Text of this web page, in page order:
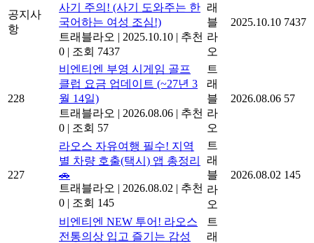
공지사
항
사기 주의! (사기 도와주는 한
국어하는 여성 조심!)
트래블라오 | 2025.10.10 | 추천
0 | 조회 7437
래
블
라
오
2025.10.10 7437
228
비엔티엔 부영 시게임 골프
클럽 요금 업데이트 (~27년 3
월 14일)
트래블라오 | 2026.08.06 | 추천
0 | 조회 57
트
래
블
라
오
2026.08.06 57
227
라오스 자유여행 필수! 지역
별 차량 호출(택시) 앱 총정리
🚗
트래블라오 | 2026.08.02 | 추천
0 | 조회 145
트
래
블
라
오
2026.08.02 145
비엔티엔 NEW 투어! 라오스
전통의상 입고 즐기는 감성
트
래